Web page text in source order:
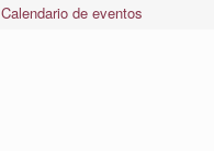
Calendario de eventos